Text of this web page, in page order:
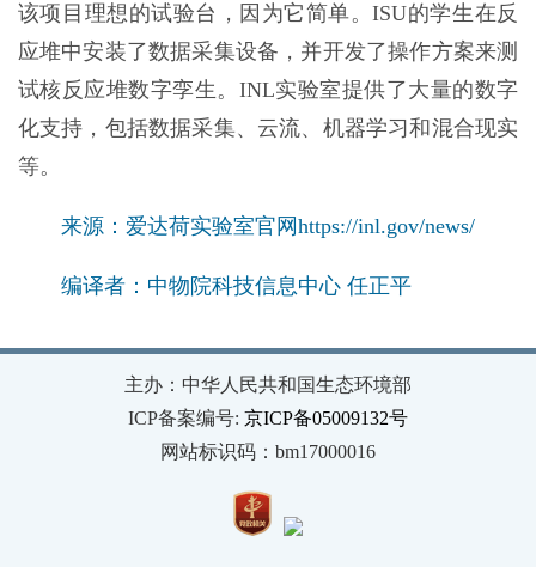
该项目理想的试验台，因为它简单。ISU的学生在反
应堆中安装了数据采集设备，并开发了操作方案来测
试核反应堆数字孪生。INL实验室提供了大量的数字
化支持，包括数据采集、云流、机器学习和混合现实
等。
来源：爱达荷实验室官网https://inl.gov/news/
编译者：中物院科技信息中心 任正平
主办：中华人民共和国生态环境部
ICP备案编号: 京ICP备05009132号
网站标识码：bm17000016